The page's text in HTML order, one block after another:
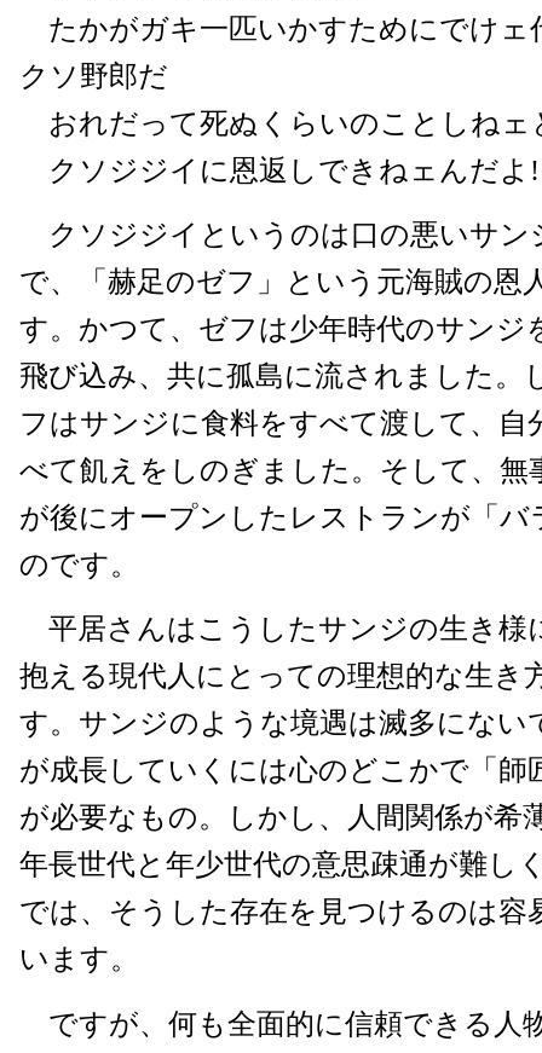
たかがガキ一匹いかすためにでけェ
クソ野郎だ
おれだって死ぬくらいのことしねェ
クソジジイに恩返しできねェんだよ
クソジジイというのは口の悪いサン
で、「赫足のゼフ」という元海賊の恩
す。かつて、ゼフは少年時代のサンジ
飛び込み、共に孤島に流されました。
フはサンジに食料をすべて渡して、自
べて飢えをしのぎました。そして、無
が後にオープンしたレストランが「バ
のです。
平居さんはこうしたサンジの生き様
抱える現代人にとっての理想的な生き
す。サンジのような境遇は滅多にない
が成長していくには心のどこかで「師
が必要なもの。しかし、人間関係が希
年長世代と年少世代の意思疎通が難し
では、そうした存在を見つけるのは容
います。
ですが、何も全面的に信頼できる人